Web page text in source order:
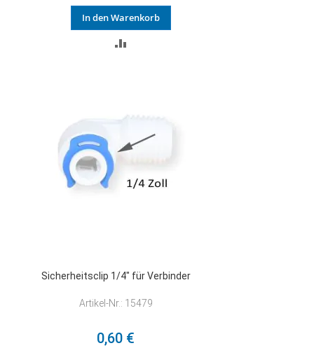
In den Warenkorb
Sicherheitsclip 1/4" für Verbinder
Artikel-Nr.: 15479
0,60 €